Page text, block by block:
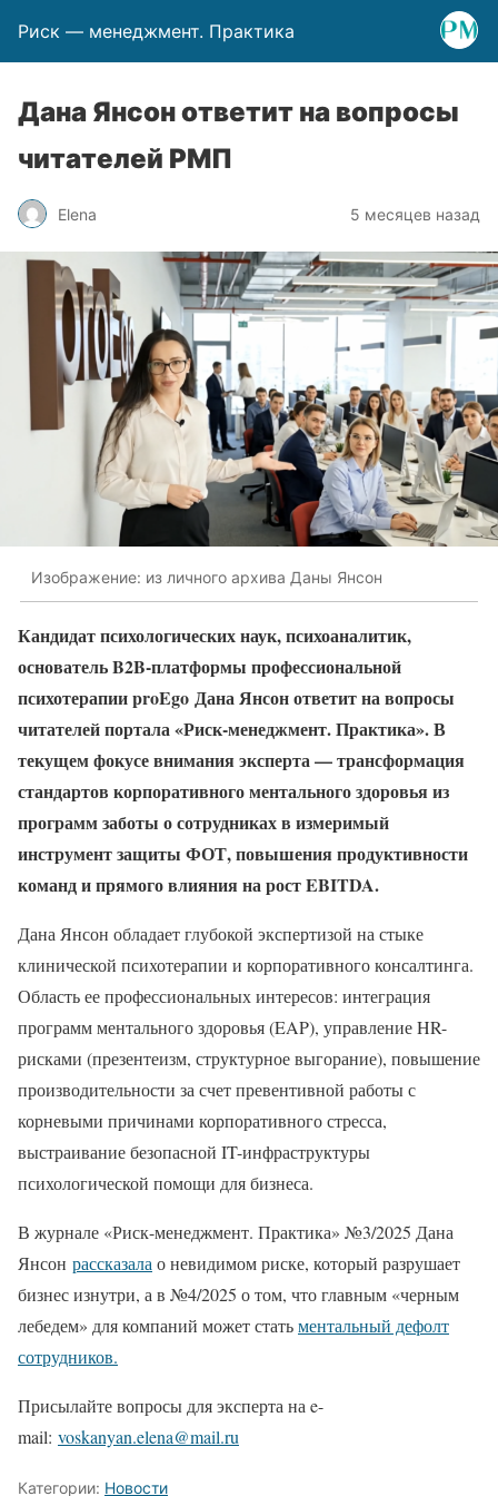
Риск — менеджмент. Практика
Дана Янсон ответит на вопросы
читателей РМП
Elena 5 месяцев назад
Изображение: из личного архива Даны Янсон
Кандидат психологических наук, психоаналитик,
основатель B2B-платформы профессиональной
психотерапии proEgo Дана Янсон ответит на вопросы
читателей портала «Риск-менеджмент. Практика». В
текущем фокусе внимания эксперта — трансформация
стандартов корпоративного ментального здоровья из
программ заботы о сотрудниках в измеримый
инструмент защиты ФОТ, повышения продуктивности
команд и прямого влияния на рост EBITDA.
Дана Янсон обладает глубокой экспертизой на стыке
клинической психотерапии и корпоративного консалтинга.
Область ее профессиональных интересов: интеграция
программ ментального здоровья (EAP), управление HR-
рисками (презентеизм, структурное выгорание), повышение
производительности за счет превентивной работы с
корневыми причинами корпоративного стресса,
выстраивание безопасной IT-инфраструктуры
психологической помощи для бизнеса.
В журнале «Риск-менеджмент. Практика» №3/2025 Дана
Янсон рассказала о невидимом риске, который разрушает
бизнес изнутри, а в №4/2025 о том, что главным «черным
лебедем» для компаний может статьментальный дефолт
сотрудников.
Присылайте вопросы для эксперта на e-
mail: voskanyan.elena@mail.ru
Категории: Новости